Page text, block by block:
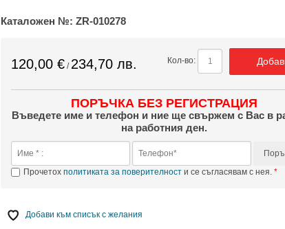
Каталожен №:ZR-010278
120,00 € / 234,70 лв. Кол-во:
ПОРЪЧКА БЕЗ РЕГИСТРАЦИЯ
Въведете име и телефон и ние ще свържем с Вас в
на работния ден.
Прочетохполитиката за поверителност и се съгласявам с нея.
Добави към списък с желания